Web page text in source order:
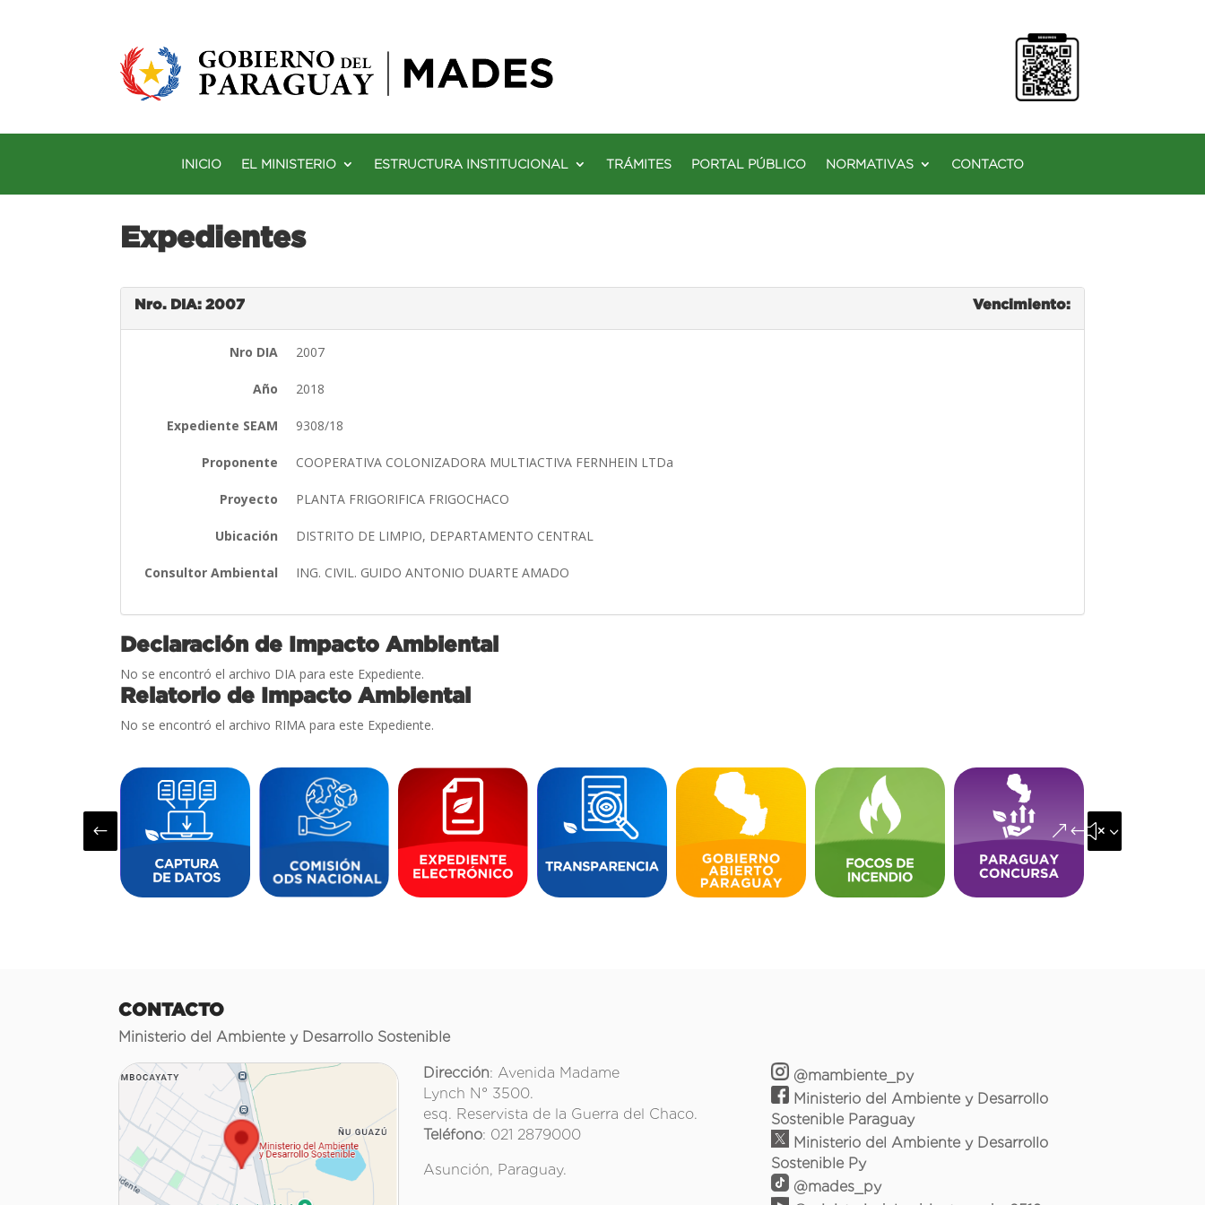
INICIO EL MINISTERIO ESTRUCTURA INSTITUCIONAL TRÁMITES PORTAL PÚBLICO NORMATIVAS CONTACTO
Expedientes
Nro. DIA: 2007 Vencimiento:
Nro DIA 2007
Año 2018
Expediente SEAM 9308/18
Proponente COOPERATIVA COLONIZADORA MULTIACTIVA FERNHEIN LTDa
Proyecto PLANTA FRIGORIFICA FRIGOCHACO
Ubicación DISTRITO DE LIMPIO, DEPARTAMENTO CENTRAL
Consultor Ambiental ING. CIVIL. GUIDO ANTONIO DUARTE AMADO
Declaración de Impacto Ambiental
No se encontró el archivo DIA para este Expediente.
Relatorio de Impacto Ambiental
No se encontró el archivo RIMA para este Expediente.
# &#x35;
CONTACTO
Ministerio del Ambiente y Desarrollo Sostenible
Dirección: Avenida Madame
Lynch N° 3500.
esq. Reservista de la Guerra del Chaco.
Teléfono: 021 2879000
Asunción, Paraguay.
@mambiente_py
Ministerio del Ambiente y Desarrollo
Sostenible Paraguay
Ministerio del Ambiente y Desarrollo
Sostenible Py
@mades_py